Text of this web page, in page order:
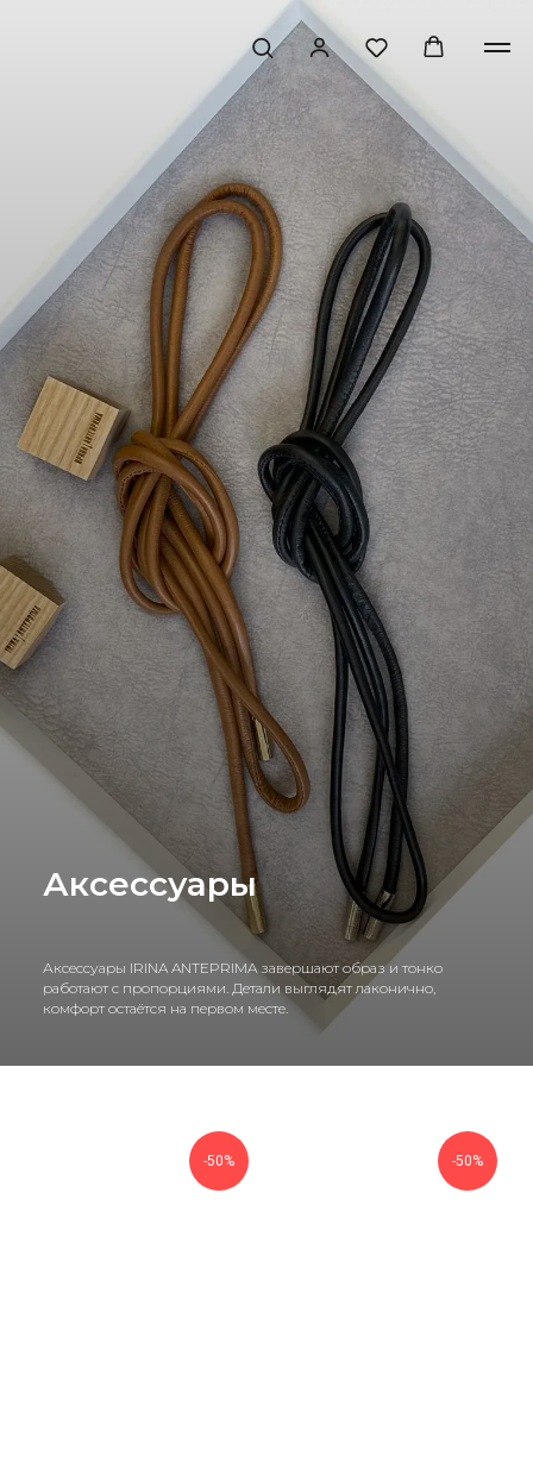
Аксессуары
Аксессуары IRINA ANTEPRIMA завершают образ и тонко
работают с пропорциями. Детали выглядят лаконично,
комфорт остаётся на первом месте.
-50% -50%